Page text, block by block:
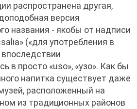
распространена другая,
версия
названия - якобы от надписи
(«для употребления в
в просто «uso», «узо». Как бы
напитка существует даже
расположенный на
из традиционных районов